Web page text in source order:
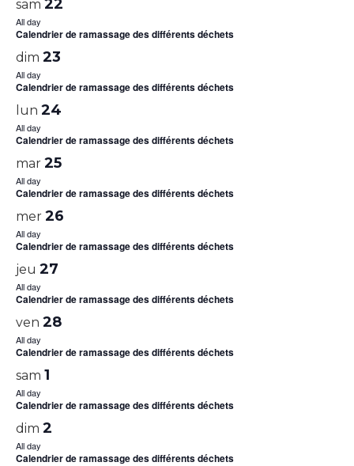
sam 22
All day
Calendrier de ramassage des différents déchets
dim 23
All day
Calendrier de ramassage des différents déchets
lun 24
All day
Calendrier de ramassage des différents déchets
mar 25
All day
Calendrier de ramassage des différents déchets
mer 26
All day
Calendrier de ramassage des différents déchets
jeu 27
All day
Calendrier de ramassage des différents déchets
ven 28
All day
Calendrier de ramassage des différents déchets
sam 1
All day
Calendrier de ramassage des différents déchets
dim 2
All day
Calendrier de ramassage des différents déchets